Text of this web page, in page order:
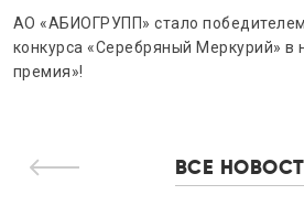
АО «АБИОГРУПП» подтвердило
получив сертификаты «Сделано в
ВСЕ